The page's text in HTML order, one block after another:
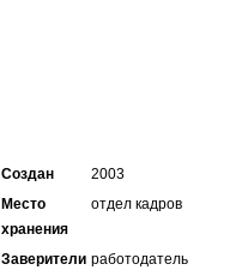
Создан
2003
Место
хранения
отдел кадров
Заверители работодатель